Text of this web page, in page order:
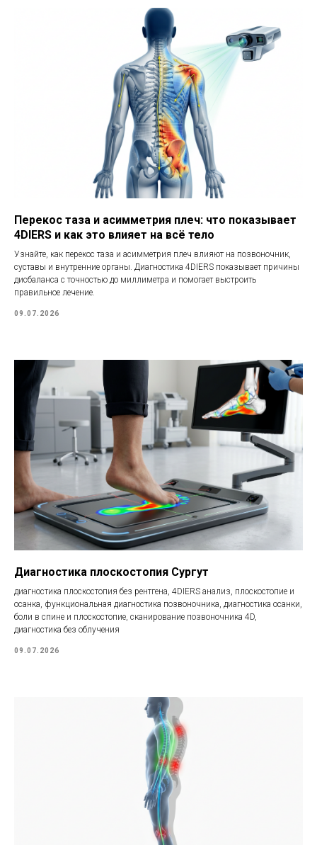
Перекос таза и асимметрия плеч: что показывает
4DIERS и как это влияет на всё тело
Узнайте, как перекос таза и асимметрия плеч влияют на позвоночник,
суставы и внутренние органы. Диагностика 4DIERS показывает причины
дисбаланса с точностью до миллиметра и помогает выстроить
правильное лечение.
09.07.2026
Диагностика плоскостопия Сургут
диагностика плоскостопия без рентгена, 4DIERS анализ, плоскостопие и
осанка, функциональная диагностика позвоночника, диагностика осанки,
боли в спине и плоскостопие, сканирование позвоночника 4D,
диагностика без облучения
09.07.2026